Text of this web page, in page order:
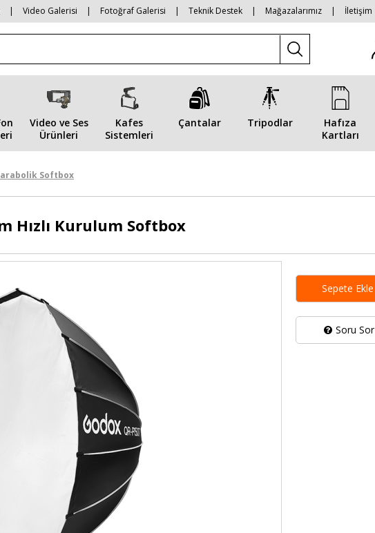
| Video Galerisi | Fotoğraf Galerisi | Teknik Destek | Mağazalarımız | İletişim
Video ve Ses
Ürünleri
Kafes
Sistemleri
Çantalar Tripodlar
Hafıza
Kartları
Softbox
Hızlı Kurulum Softbox
Sepete Ekle
Soru Sor